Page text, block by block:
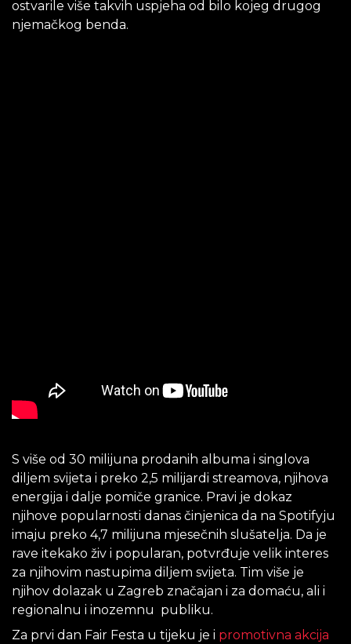
ostvarile više takvih uspjeha od bilo kojeg drugog
njemačkog benda.
S više od 30 milijuna prodanih albuma i singlova
diljem svijeta i preko 2,5 milijardi streamova, njihova
energija i dalje pomiče granice. Pravi je dokaz
njihove popularnosti danas činjenica da na Spotifyju
imaju preko 4,7 milijuna mjesečnih slušatelja. Da je
rave itekako živ i popularan, potvrđuje velik interes
za njihovim nastupima diljem svijeta. Tim više je
njihov dolazak u Zagreb značajan i za domaću, ali i
regionalnu i inozemnu publiku.
Za prvi dan Fair Festa u tijeku je i promotivna akcija